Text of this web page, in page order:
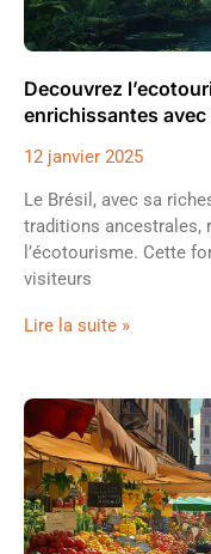
Decouvrez
enrichissantes
12 janvier 2025
Le Brésil, avec sa
traditions ancestrales,
l’écotourisme. Cette
visiteurs
Lire la suite »